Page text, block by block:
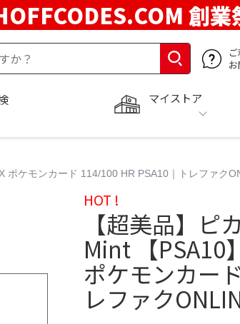
創業
マイストア
ポケモンカード 114/100 HR PSA10｜トレファク
HOT !
【超美品】ピ
Mint 【PSA10
ポケモンカー
レファク